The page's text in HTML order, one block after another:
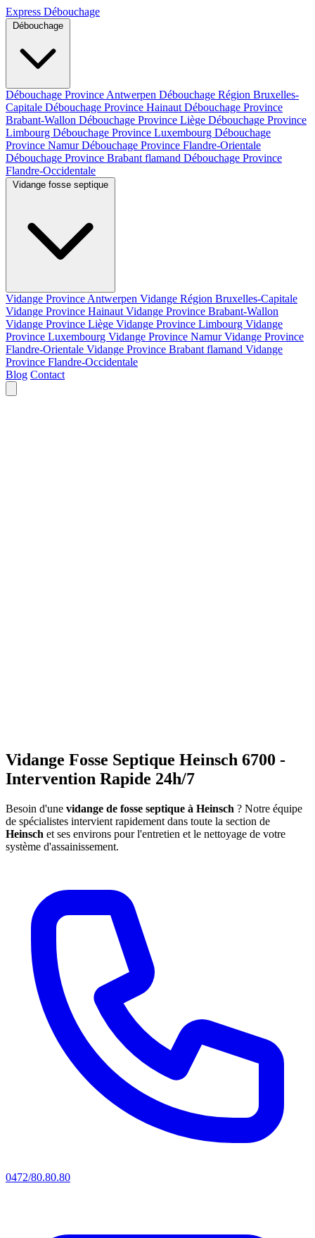
Express Débouchage
Débouchage Province Antwerpen Débouchage Région Bruxelles-
Capitale Débouchage Province Hainaut Débouchage Province
Brabant-Wallon Débouchage Province Liège Débouchage Province
Limbourg Débouchage Province Luxembourg Débouchage
Province NamurDébouchage Province Flandre-Orientale
Débouchage Province Brabant flamand Débouchage Province
Flandre-Occidentale
Vidange Province Antwerpen Vidange Région Bruxelles-Capitale
Vidange Province Hainaut Vidange Province Brabant-Wallon
Vidange Province Liège Vidange Province Limbourg Vidange
Province Luxembourg Vidange Province NamurVidange Province
Flandre-Orientale Vidange Province Brabant flamand Vidange
Province Flandre-Occidentale
Blog Contact
Vidange Fosse Septique Heinsch 6700 -
Intervention Rapide 24h/7
Besoin d'une vidange de fosse septique à Heinsch ? Notre équipe
de spécialistes intervient rapidement dans toute la section de
Heinsch et ses environs pour l'entretien et le nettoyage de votre
système d'assainissement.
0472/80.80.80